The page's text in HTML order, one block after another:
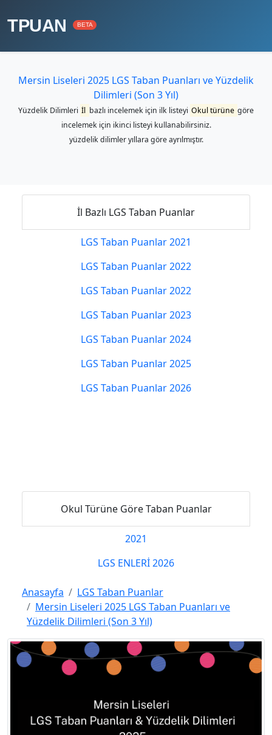
TPUAN BETA
Mersin Liseleri 2025 LGS Taban Puanları ve Yüzdelik
Dilimleri (Son 3 Yıl)
Yüzdelik Dilimleri İl bazlı incelemek için ilk listeyi Okul türüne göre
incelemek için ikinci listeyi kullanabilirsiniz.
yüzdelik dilimler yıllara göre ayrılmıştır.
İl Bazlı LGS Taban Puanlar
LGS Taban Puanlar 2021
LGS Taban Puanlar 2022
LGS Taban Puanlar 2022
LGS Taban Puanlar 2023
LGS Taban Puanlar 2024
LGS Taban Puanlar 2025
LGS Taban Puanlar 2026
Okul Türüne Göre Taban Puanlar
2021
LGS ENLERİ 2026
Anasayfa
LGS Taban Puanlar
Mersin Liseleri 2025 LGS Taban Puanları ve
Yüzdelik Dilimleri (Son 3 Yıl)